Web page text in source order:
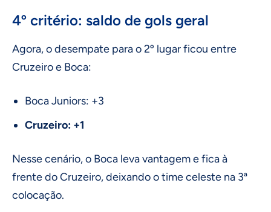
4º critério: saldo de gols geral
Agora, o desempate para o 2º lugar ficou entre
Cruzeiro e Boca:
Boca Juniors: +3
Cruzeiro: +1
Nesse cenário, o Boca leva vantagem e fica à
frente do Cruzeiro, deixando o time celeste na 3ª
colocação.